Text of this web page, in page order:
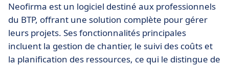
Neofirma est un logiciel destiné aux professionnels
du BTP, offrant une solution complète pour gérer
leurs projets. Ses fonctionnalités principales
incluent la gestion de chantier, le suivi des coûts et
la planification des ressources, ce qui le distingue de